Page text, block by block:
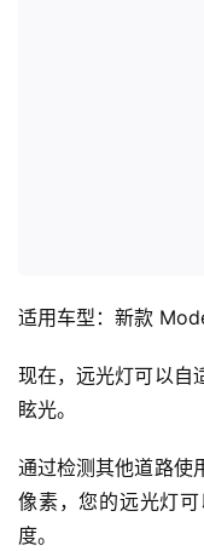
适用车型：新款
现在，远光灯可以自
眩光。
通过检测其他道路使
像素，您的远光灯
度。